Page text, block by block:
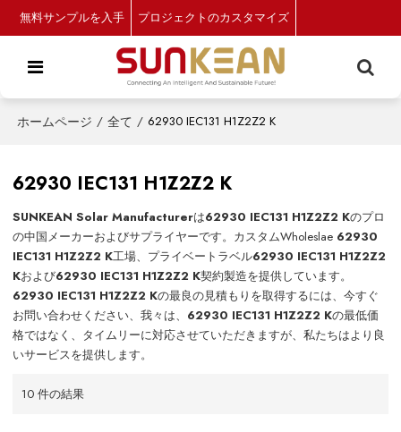
無料サンプルを入手 プロジェクトのカスタマイズ
ホームページ / 全て / 62930 IEC131 H1Z2Z2 K
62930 IEC131 H1Z2Z2 K
SUNKEAN Solar Manufacturerは62930 IEC131 H1Z2Z2 Kのプロ
の中国メーカーおよびサプライヤーです。カスタムWholeslae 62930
IEC131 H1Z2Z2 K工場、プライベートラベル62930 IEC131 H1Z2Z2
Kおよび62930 IEC131 H1Z2Z2 K契約製造を提供しています。
62930 IEC131 H1Z2Z2 Kの最良の見積もりを取得するには、今すぐ
お問い合わせください、我々は、 62930 IEC131 H1Z2Z2 Kの最低価
格ではなく、タイムリーに対応させていただきますが、私たちはより良
いサービスを提供します。
10 件の結果